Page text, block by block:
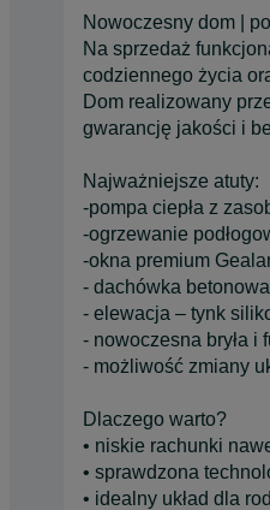
Nowoczesny dom |
Na sprzedaż
codziennego życia
Dom realizowany
gwarancję jakości i
Najważniejsze atuty:
-pompa ciepła z
-ogrzewanie
-okna premium
- dachówka
- elewacja – tynk
- nowoczesna bryła i
- możliwość zmiany
Dlaczego warto?
• niskie rachunki
• sprawdzona
• idealny układ dla